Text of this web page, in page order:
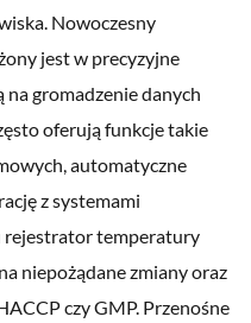
Nowoczesny
jest w precyzyjne
na gromadzenie danych
oferują funkcje takie
automatyczne
z systemami
rejestrator temperatury
niepożądane zmiany oraz
czy GMP. Przenośne